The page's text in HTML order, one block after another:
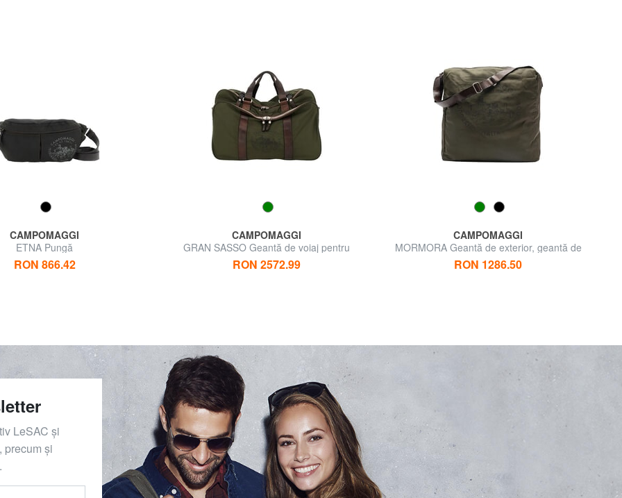
CAMPOMAGGI
ETNA Pungă
RON 866.42
CAMPOMAGGI
GRAN SASSO Geantă de voiaj pentru
exterior
RON 2572.99
CAMPOMAGGI
MORMORA Geantă de exterior, geantă de
umăr
RON 1286.50
LeSAC și
și